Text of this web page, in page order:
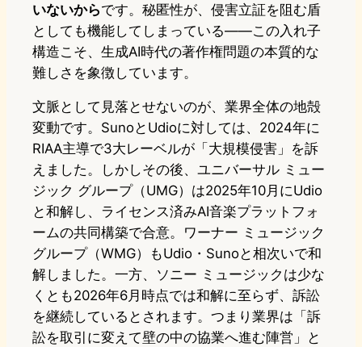
いないからです。秘匿性が、侵害立証を阻む盾
としても機能してしまっている――この入れ子
構造こそ、生成AI時代の著作権問題の本質的な
難しさを象徴しています。
文脈として見落とせないのが、業界全体の地殻
変動です。SunoとUdioに対しては、2024年に
RIAA主導で3大レーベルが「大規模侵害」を訴
えました。しかしその後、ユニバーサル ミュー
ジック グループ（UMG）は2025年10月にUdio
と和解し、ライセンス済みAI音楽プラットフォ
ームの共同構築で合意。ワーナー ミュージック
グループ（WMG）もUdio・Sunoと相次いで和
解しました。一方、ソニー ミュージックは少な
くとも2026年6月時点では和解に至らず、訴訟
を継続しているとされます。つまり業界は「訴
訟を取引に変えて壁の中の協業へ進む陣営」と